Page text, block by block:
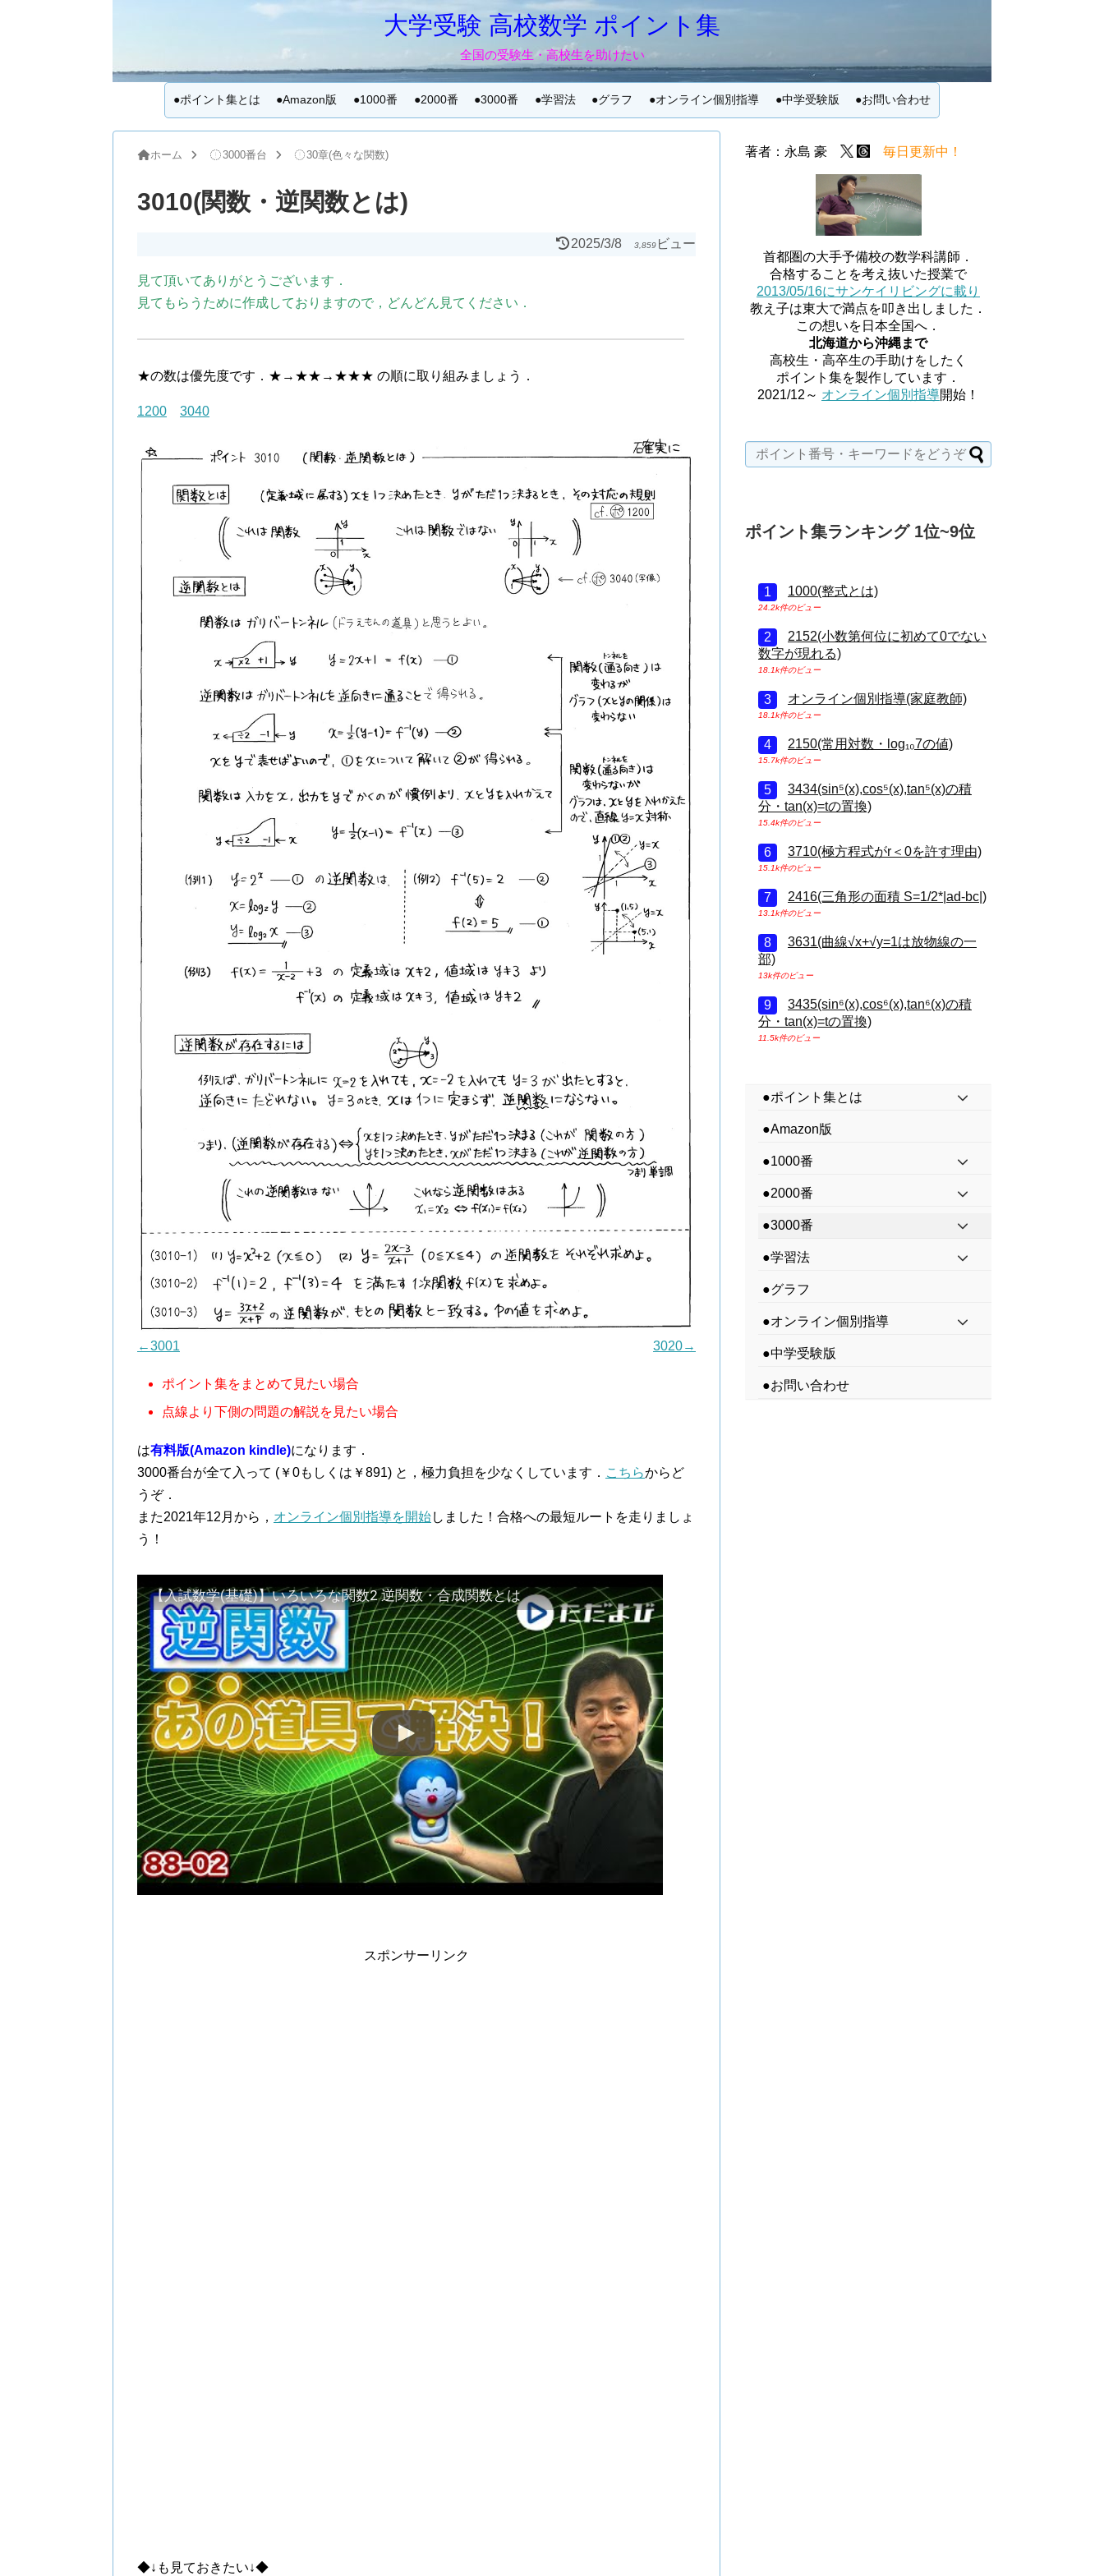
大学受験 高校数学 ポイント集
全国の受験生・高校生を助けたい
●ポイント集とは ●Amazon版 ●1000番 ●2000番 ●3000番 ●学習法 ●グラフ ●オンライン個別指導 ●中学受験版 ●お問い合わせ
ホーム 3000番台 30章(色々な関数)
3010(関数・逆関数とは)
2025/3/8 3,859 ビュー
見て頂いてありがとうございます．
見てもらうために作成しておりますので，どんどん見てください．
★の数は優先度です．★→★★→★★★ の順に取り組みましょう．
1200 3040
←3001 3020→
ポイント集をまとめて見たい場合
点線より下側の問題の解説を見たい場合
は有料版(Amazon kindle)になります．
3000番台が全て入って (￥0もしくは￥891) と，極力負担を少なくしています． こちらからど
うぞ．
また2021年12月から， オンライン個別指導を開始しました！合格への最短ルートを走りましょ
う！
【入試数学(基礎)】いろいろな関数2 逆関数・合成関数とは
スポンサーリンク
◆↓も見ておきたい↓◆
著者：永島 豪 毎日更新中！
首都圏の大手予備校の数学科講師．
合格することを考え抜いた授業で
2013/05/16にサンケイリビングに載り
教え子は東大で満点を叩き出しました．
この想いを日本全国へ．
北海道から沖縄まで
高校生・高卒生の手助けをしたく
ポイント集を製作しています．
2021/12～ オンライン個別指導開始！
ポイント集ランキング 1位~9位
1000(整式とは)
24.2k件のビュー
2152(小数第何位に初めて0でない
数字が現れる)
18.1k件のビュー
オンライン個別指導(家庭教師)
18.1k件のビュー
2150(常用対数・log₁₀7の値)
15.7k件のビュー
3434(sin⁵(x),cos⁵(x),tan⁵(x)の積
分・tan(x)=tの置換)
15.4k件のビュー
3710(極方程式がr＜0を許す理由)
15.1k件のビュー
2416(三角形の面積 S=1/2*|ad-bc|)
13.1k件のビュー
3631(曲線√x+√y=1は放物線の一
部)
13k件のビュー
3435(sin⁶(x),cos⁶(x),tan⁶(x)の積
分・tan(x)=tの置換)
11.5k件のビュー
●ポイント集とは
●Amazon版
●1000番
●2000番
●3000番
●学習法
●グラフ
●オンライン個別指導
●中学受験版
●お問い合わせ